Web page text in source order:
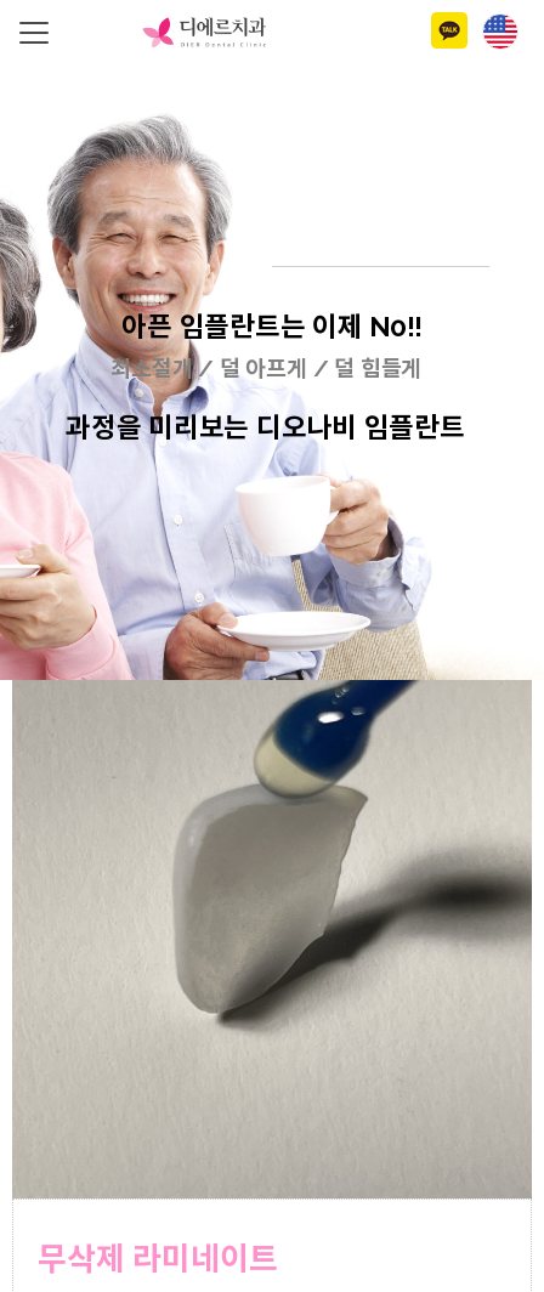
아픈 임플란트는 이제 N0!!
최소절개 / 덜 아프게 / 덜 힘들게
과정을 미리보는 디오나비 임플란트
무삭제 라미네이트